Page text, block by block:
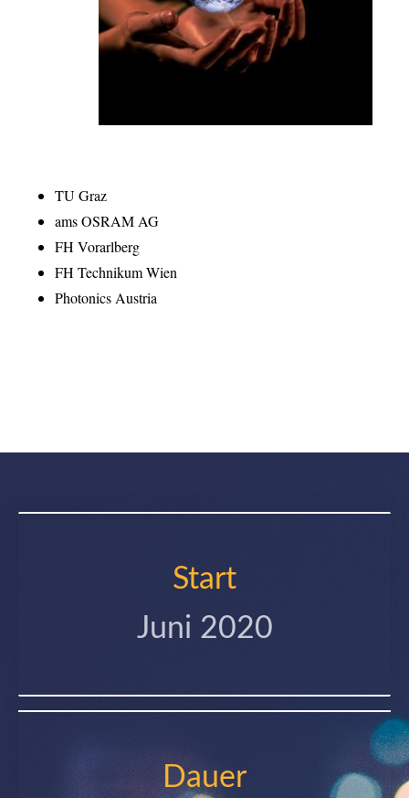
TU Graz
ams OSRAM AG
FH Vorarlberg
FH Technikum Wien
Photonics Austria
Start
Juni 2020
Dauer